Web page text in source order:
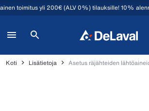
toimitus yli 200€ (ALV 0%) tilauksille! 10%
Koti Lisätietoja Asetus räjähteiden